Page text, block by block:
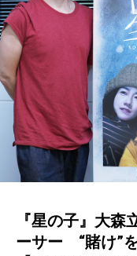
『星の子』大
ーサー “賭け”